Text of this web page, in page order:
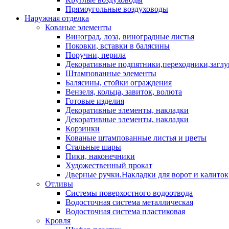
Прямоугольные воздуховоды
Наружная отделка
Кованые элементы
Виноград, лоза, виноградные листья
Поковки, вставки в балясины
Поручни, перила
Декоративные
Штампованные элементы
Балясины, стойки ограждения
Вензеля, кольца, завиток, волюта
Готовые изделия
Декоративные элементы, накладки
Декоративные элементы, накладки
Корзинки
Кованые штампованные листья и цветы
Стальные шары
Пики, наконечники
Художественный прокат
Дверные ручки.Накладки для ворот и калиток
Отливы
Системы поверхостного водоотвода
Водосточная система металлическая
Водосточная система пластиковая
Кровля